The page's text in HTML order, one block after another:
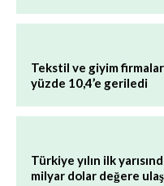
Tekstil ve giyim
yüzde 10,4’e geriledi
Türkiye yılın ilk
milyar dolar değere